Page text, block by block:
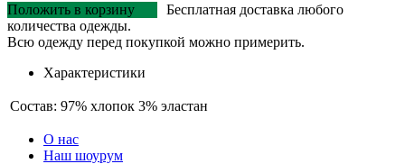
Положить в корзину
Бесплатная доставка любого
количества одежды.
Всю одежду перед покупкой можно примерить.
Характеристики
Состав: 97% хлопок 3% эластан
О нас
Наш шоурум